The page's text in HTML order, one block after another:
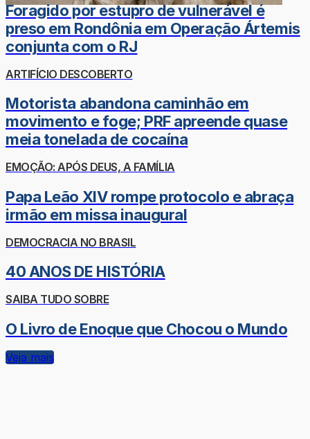
Foragido por estupro de vulnerável é
preso em Rondônia em Operação Ártemis
conjunta com o RJ
ARTIFÍCIO DESCOBERTO
Motorista abandona caminhão em
movimento e foge; PRF apreende quase
meia tonelada de cocaína
EMOÇÃO: APÓS DEUS, A FAMÍLIA
Papa Leão XIV rompe protocolo e abraça
irmão em missa inaugural
DEMOCRACIA NO BRASIL
40 ANOS DE HISTÓRIA
SAIBA TUDO SOBRE
O Livro de Enoque que Chocou o Mundo
Veja mais